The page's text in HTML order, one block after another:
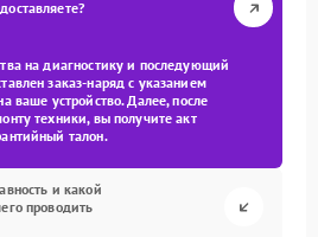
на диагностику и последующий
заказ-наряд с указанием
ваше устройство. Далее, после
техники, вы получите акт
талон.
и какой
проводить